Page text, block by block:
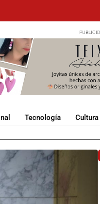
Tecnología